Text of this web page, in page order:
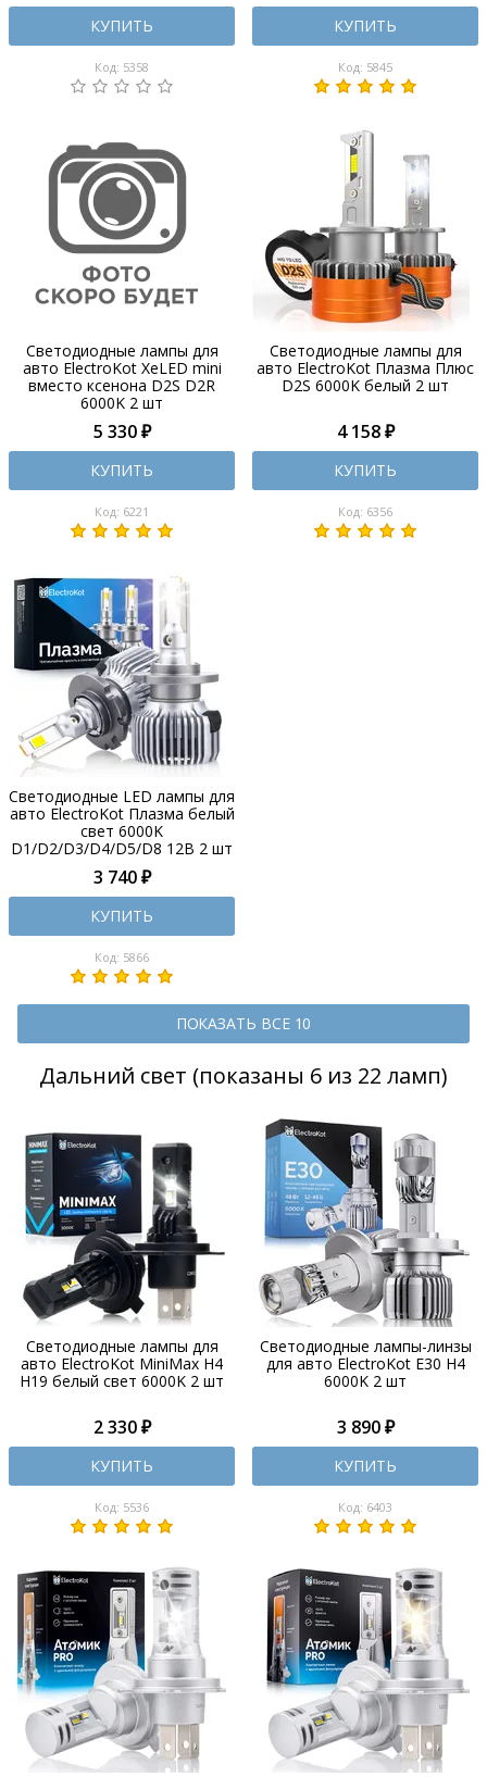
КУПИТЬ
Код: 5358
КУПИТЬ
Код: 5845
Светодиодные лампы для
авто ElectroKot XeLED mini
вместо ксенона D2S D2R
6000K 2 шт
5 330 ₽
КУПИТЬ
Код: 6221
Светодиодные лампы для
авто ElectroKot Плазма Плюс
D2S 6000K белый 2 шт
4 158 ₽
КУПИТЬ
Код: 6356
Светодиодные LED лампы для
авто ElectroKot Плазма белый
свет 6000K
D1/D2/D3/D4/D5/D8 12В 2 шт
3 740 ₽
КУПИТЬ
Код: 5866
ПОКАЗАТЬ ВСЕ 10
Дальний свет (показаны 6 из 22 ламп)
Светодиодные лампы для
авто ElectroKot MiniMax H4
H19 белый свет 6000K 2 шт
2 330 ₽
КУПИТЬ
Код: 5536
Светодиодные лампы-линзы
для авто ElectroKot E30 H4
6000K 2 шт
3 890 ₽
КУПИТЬ
Код: 6403